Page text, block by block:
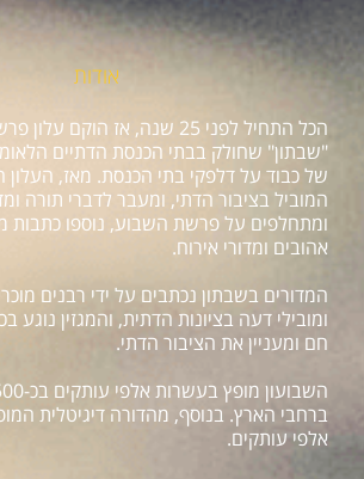
אודות
הכל התחיל לפני 25 שנה, אז הוקם
"שבתון" שחולק בבתי הכנסת הדתיים
של כבוד על דלפקי בתי הכנסת. מאז, העלון
המוביל בציבור הדתי, ומעבר לדברי תורה
ומתחלפים על פרשת השבוע, נוספו כתבות
אהובים ומדורי אירוח.
המדורים בשבתון נכתבים על ידי רבנים
ומובילי דעה בציונות הדתית, והמגזין נוגע
חם ומעניין את הציבור הדתי.
ברחבי הארץ. בנוסף, מהדורה דיגיטלית
אלפי עותקים.